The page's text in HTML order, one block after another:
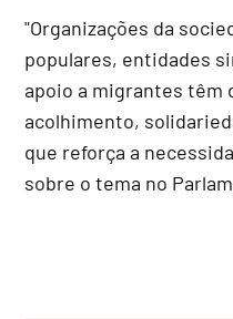
"Organizações da
populares, entidades
apoio a migrantes têm
acolhimento,
que reforça a
sobre o tema no